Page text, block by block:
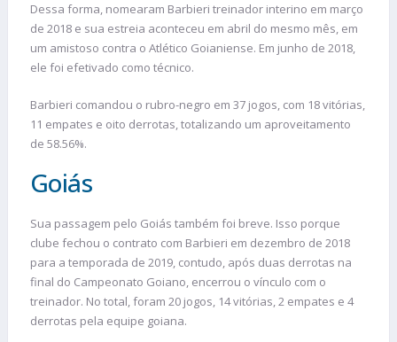
Dessa forma, nomearam Barbieri treinador interino em março
de 2018 e sua estreia aconteceu em abril do mesmo mês, em
um amistoso contra o Atlético Goianiense. Em junho de 2018,
ele foi efetivado como técnico.
Barbieri comandou o rubro-negro em 37 jogos, com 18 vitórias,
11 empates e oito derrotas, totalizando um aproveitamento
de 58.56%.
Goiás
Sua passagem pelo Goiás também foi breve. Isso porque
clube fechou o contrato com Barbieri em dezembro de 2018
para a temporada de 2019, contudo, após duas derrotas na
final do Campeonato Goiano, encerrou o vínculo com o
treinador. No total, foram 20 jogos, 14 vitórias, 2 empates e 4
derrotas pela equipe goiana.